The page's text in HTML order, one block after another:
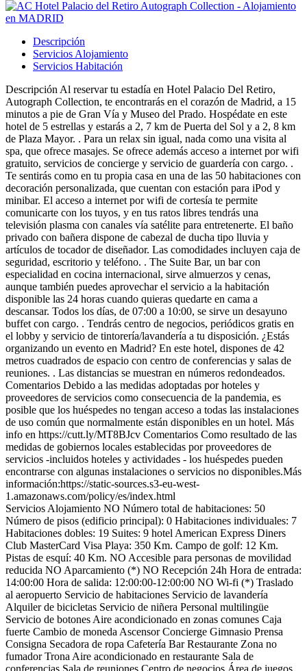
Descripción
Servicios Alojamiento
Servicios Habitación
Descripción Al reservar tu estadía en Hotel Palacio Del Retiro,
Autograph Collection, te encontrarás en el corazón de Madrid, a 15
minutos a pie de Gran Vía y Museo del Prado. Hospédate en este
hotel de 5 estrellas y estarás a 2, 7 km de Puerta del Sol y a 2, 8 km
de Plaza Mayor. . Para un relax sin igual, nada como una visita al
spa, que ofrece masajes. Se ofrece además acceso a internet por wifi
gratuito, servicios de concierge y servicio de guardería con cargo. .
Te sentirás como en tu propia casa en una de las 50 habitaciones con
decoración personalizada, que cuentan con estación para iPod y
minibar. El acceso a internet por wifi de cortesía te permite
comunicarte con los tuyos, y en tus ratos libres tendrás una
televisión plasma con canales vía satélite para entretenerte. El baño
privado con bañera dispone de cabezal de ducha tipo lluvia y
artículos de tocador de diseñador. Las comodidades incluyen caja de
seguridad, escritorio y teléfono. . The Suite Bar, un bar con
especialidad en cocina internacional, sirve almuerzos y cenas,
aunque también puedes aprovechar el servicio a la habitación
disponible las 24 horas cuando quieras quedarte en cama a
descansar. Todos los días, de 07:00 a 10:00, se sirve un desayuno
buffet con cargo. . Tendrás centro de negocios, periódicos gratis en
el lobby y servicio de tintorería/lavandería a tu disposición. ¿Estás
organizando un evento en Madrid? En este hotel, dispones de 42
metros cuadrados de espacio con centro de conferencias y salas de
reuniones. . Las distancias se muestran en números redondeados.
Comentarios Debido a las medidas adoptadas por hoteles y
proveedores de servicios como consecuencia de la pandemia, es
posible que los huéspedes no tengan acceso a todas las instalaciones
de uso común que normalmente están disponibles en un hotel. Más
info en https://cutt.ly/MT8BJcv Comentarios Como resultado de las
medidas de gobiernos locales establecidas por proveedores de
servicios -incluidos hoteles y actividades - los huéspedes pueden
encontrarse con algunas instalaciones o servicios no disponibles.Más
información:https://static-sources.s3-eu-west-
1.amazonaws.com/policy/es/index.html
Servicios Alojamiento NO Número total de habitaciones: 50
Número de pisos (edificio principal): 0 Habitaciones individuales: 7
Habitaciones dobles: 19 Suites: 9 hotel American Express Diners
Club MasterCard Visa Playa: 350 Km. Campo de golf: 12 Km.
Pistas de esquí: 40 Km. NO Accesible para personas de movilidad
reducida NO Aparcamiento (*) NO Recepción 24h Hora de entrada:
14:00:00 Hora de salida: 12:00:00-12:00:00 NO Wi-fi (*) Traslado
al aeropuerto Servicio de habitaciones Servicio de lavandería
Alquiler de bicicletas Servicio de niñera Personal multilingüe
Servicio de botones Aire acondicionado en zonas comunes Caja
fuerte Cambio de moneda Ascensor Concierge Gimnasio Prensa
Consigna Secadora de ropa Cafetería Bar Restaurante Zona no
fumador Trona Aire acondicionado en restaurante Sala de
conferencias Sala de reuniones Centro de negocios Área de juegos